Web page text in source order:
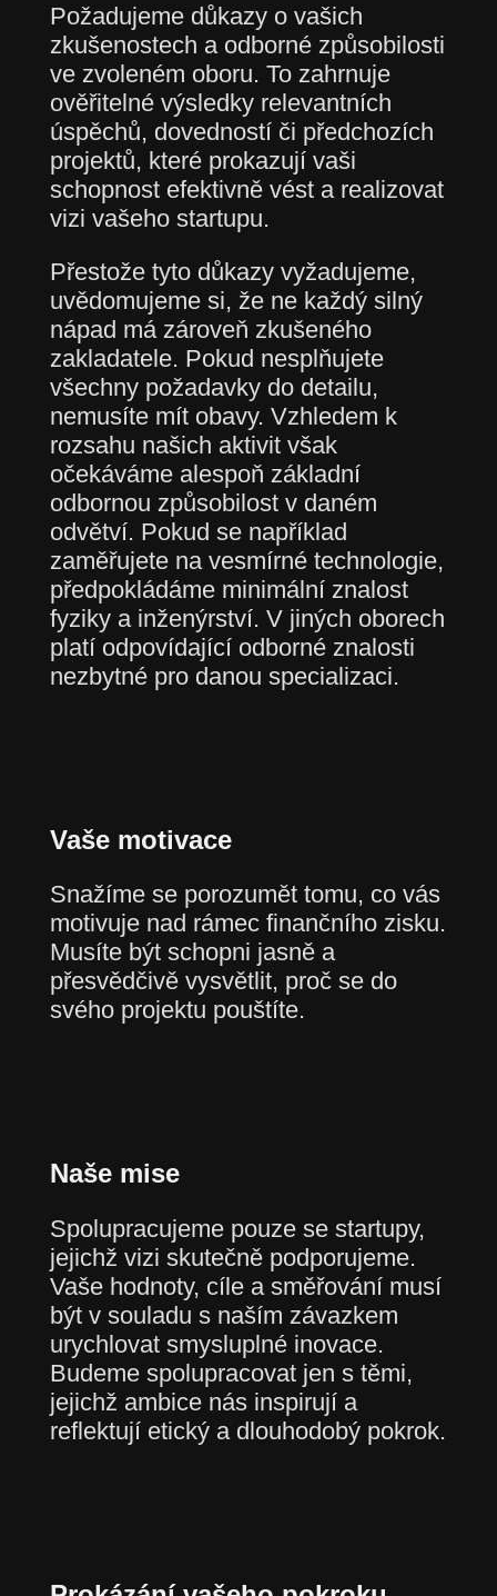
Požadujeme důkazy o vašich
zkušenostech a odborné způsobilosti
ve zvoleném oboru. To zahrnuje
ověřitelné výsledky relevantních
úspěchů, dovedností či předchozích
projektů, které prokazují vaši
schopnost efektivně vést a realizovat
vizi vašeho startupu.
Přestože tyto důkazy vyžadujeme,
uvědomujeme si, že ne každý silný
nápad má zároveň zkušeného
zakladatele. Pokud nesplňujete
všechny požadavky do detailu,
nemusíte mít obavy. Vzhledem k
rozsahu našich aktivit však
očekáváme alespoň základní
odbornou způsobilost v daném
odvětví. Pokud se například
zaměřujete na vesmírné technologie,
předpokládáme minimální znalost
fyziky a inženýrství. V jiných oborech
platí odpovídající odborné znalosti
nezbytné pro danou specializaci.
Vaše motivace
Snažíme se porozumět tomu, co vás
motivuje nad rámec finančního zisku.
Musíte být schopni jasně a
přesvědčivě vysvětlit, proč se do
svého projektu pouštíte.
Naše mise
Spolupracujeme pouze se startupy,
jejichž vizi skutečně podporujeme.
Vaše hodnoty, cíle a směřování musí
být v souladu s naším závazkem
urychlovat smysluplné inovace.
Budeme spolupracovat jen s těmi,
jejichž ambice nás inspirují a
reflektují etický a dlouhodobý pokrok.